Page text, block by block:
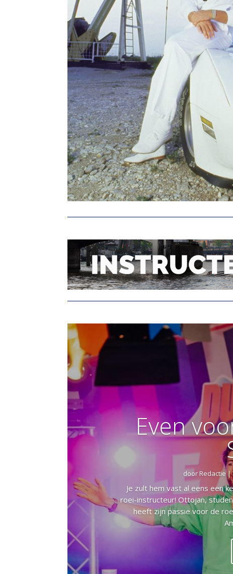
Even
door Redactie|
Je zult hem vast al eens een
roei-instructeur! Ottojan,
heeft zijn passie voor de